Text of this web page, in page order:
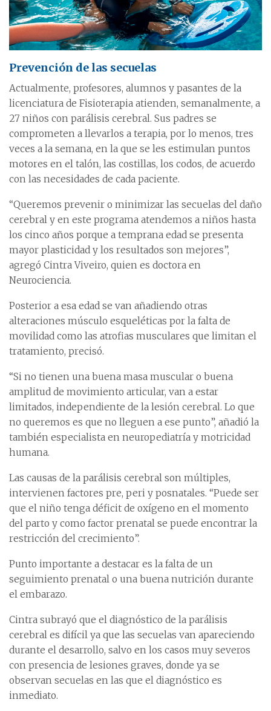
Prevención de las secuelas
Actualmente, profesores, alumnos y pasantes de la
licenciatura de Fisioterapia atienden, semanalmente, a
27 niños con parálisis cerebral. Sus padres se
comprometen a llevarlos a terapia, por lo menos, tres
veces a la semana, en la que se les estimulan puntos
motores en el talón, las costillas, los codos, de acuerdo
con las necesidades de cada paciente.
“Queremos prevenir o minimizar las secuelas del daño
cerebral y en este programa atendemos a niños hasta
los cinco años porque a temprana edad se presenta
mayor plasticidad y los resultados son mejores”,
agregó Cintra Viveiro, quien es doctora en
Neurociencia.
Posterior a esa edad se van añadiendo otras
alteraciones músculo esqueléticas por la falta de
movilidad como las atrofias musculares que limitan el
tratamiento, precisó.
“Si no tienen una buena masa muscular o buena
amplitud de movimiento articular, van a estar
limitados, independiente de la lesión cerebral. Lo que
no queremos es que no lleguen a ese punto”, añadió la
también especialista en neuropediatría y motricidad
humana.
Las causas de la parálisis cerebral son múltiples,
intervienen factores pre, peri y posnatales. “Puede ser
que el niño tenga déficit de oxígeno en el momento
del parto y como factor prenatal se puede encontrar la
restricción del crecimiento”.
Punto importante a destacar es la falta de un
seguimiento prenatal o una buena nutrición durante
el embarazo.
Cintra subrayó que el diagnóstico de la parálisis
cerebral es difícil ya que las secuelas van apareciendo
durante el desarrollo, salvo en los casos muy severos
con presencia de lesiones graves, donde ya se
observan secuelas en las que el diagnóstico es
inmediato.